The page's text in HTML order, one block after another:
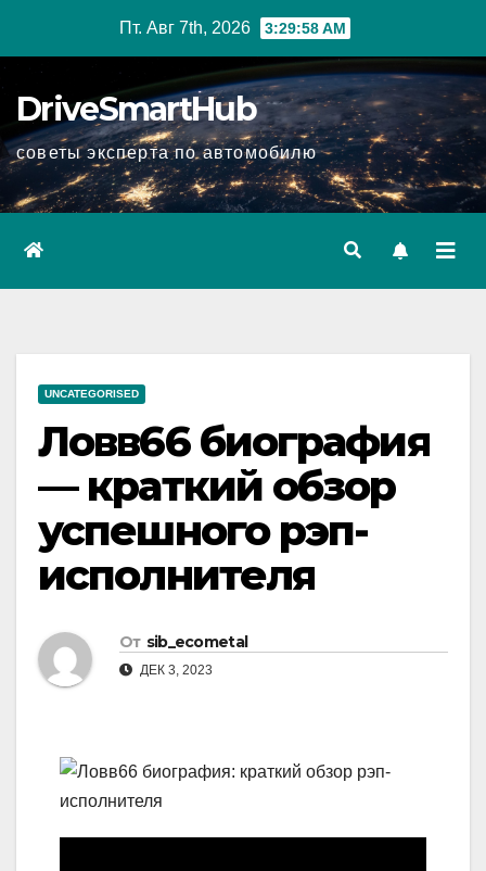
Пт. Авг 7th, 2026 3:29:59 AM
DriveSmartHub
советы эксперта по автомобилю
UNCATEGORISED
Ловв66 биография
— краткий обзор
успешного рэп-
исполнителя
От sib_ecometal
ДЕК 3, 2023